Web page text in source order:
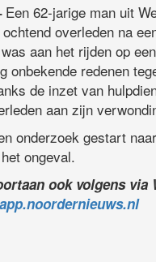
Een 62-jarige man uit
overleden na
aan het rijden op
onbekende redenen
de inzet van
aan zijn
onderzoek gestart
ongeval.
ook volgens via